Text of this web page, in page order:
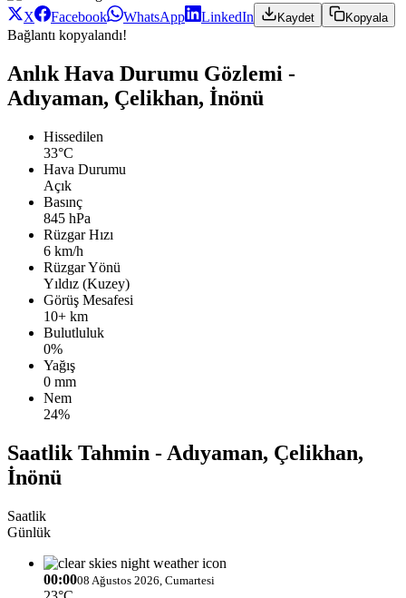
X Facebook WhatsApp LinkedIn Kaydet Kopyala
Bağlantı kopyalandı!
Anlık Hava Durumu Gözlemi -
Adıyaman, Çelikhan, İnönü
Hissedilen
33°C
Hava Durumu
Açık
Basınç
845 hPa
Rüzgar Hızı
6 km/h
Rüzgar Yönü
Yıldız (Kuzey)
Görüş Mesafesi
10+ km
Bulutluluk
0%
Yağış
0 mm
Nem
24%
Saatlik Tahmin - Adıyaman, Çelikhan,
İnönü
Saatlik
Günlük
00:0008 Ağustos 2026, Cumartesi